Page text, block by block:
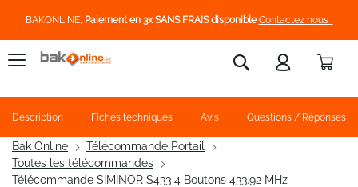
BAKONLINE, Paiement en 3x SANS FRAIS disponible Contactez nous !
Rechercher
Bak Online
Télécommande Portail
Toutes les télécommandes
Télécommande SIMINOR S433 4 Boutons 433.92 MHz
Description Fiches techniques Avis Questions / Réponses